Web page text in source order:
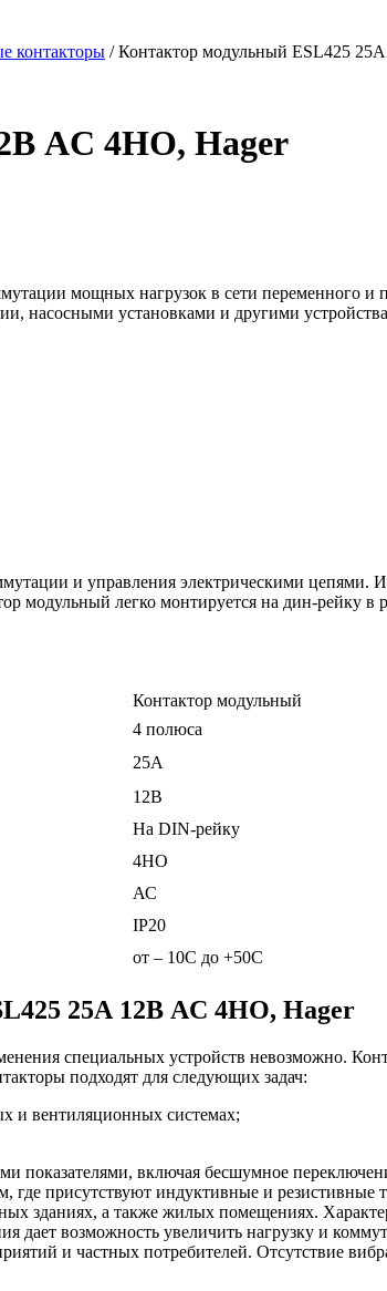
контакторы / Контактор модульный ESL425
AC 4НО, Hager
мощных нагрузок в сети переменного и
насосными установками и другими
и управления электрическими цепями.
модульный легко монтируется на дин-рейку в
Контактор модульный
4 полюса
25А
12В
На DIN-рейку
4НО
АС
ІР20
от – 10С до +50С
25А 12В AC 4НО, Hager
специальных устройств невозможно.
подходят для следующих задач:
и вентиляционных системах;
показателями, включая бесшумное
где присутствуют индуктивные и
зданиях, а также жилых помещениях.
дает возможность увеличить нагрузку и
и частных потребителей. Отсутствие